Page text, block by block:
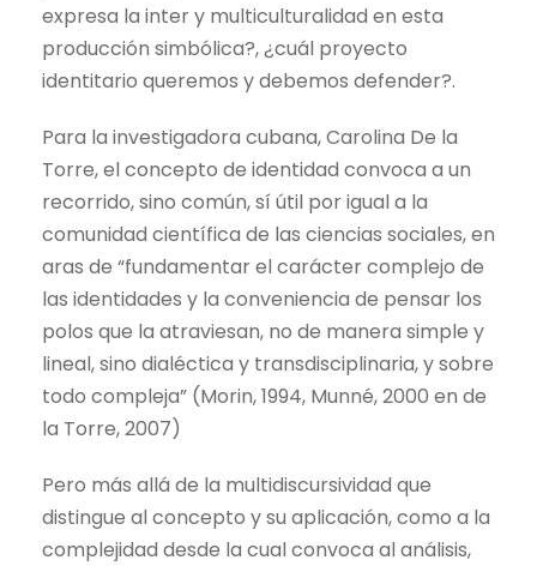
expresa la inter y multiculturalidad en esta
producción simbólica?, ¿cuál proyecto
identitario queremos y debemos defender?.
Para la investigadora cubana, Carolina De la
Torre, el concepto de identidad convoca a un
recorrido, sino común, sí útil por igual a la
comunidad científica de las ciencias sociales, en
aras de “fundamentar el carácter complejo de
las identidades y la conveniencia de pensar los
polos que la atraviesan, no de manera simple y
lineal, sino dialéctica y transdisciplinaria, y sobre
todo compleja” (Morin, 1994, Munné, 2000 en de
la Torre, 2007)
Pero más allá de la multidiscursividad que
distingue al concepto y su aplicación, como a la
complejidad desde la cual convoca al análisis,